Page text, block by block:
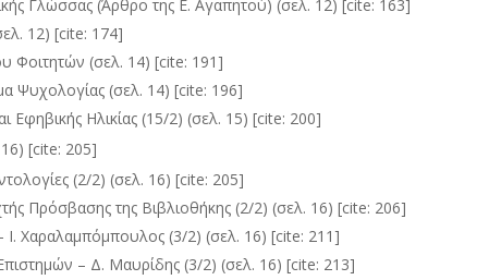
Γλώσσας (Άρθρο της Ε. Αγαπητού) (σελ. 12) [cite: 163]
12) [cite: 174]
Φοιτητών (σελ. 14) [cite: 191]
Ψυχολογίας (σελ. 14) [cite: 196]
Εφηβικής Ηλικίας (15/2) (σελ. 15) [cite: 200]
[cite: 205]
(2/2) (σελ. 16) [cite: 205]
Πρόσβασης της Βιβλιοθήκης (2/2) (σελ. 16) [cite: 206]
Ι. Χαραλαμπόμπουλος (3/2) (σελ. 16) [cite: 211]
– Δ. Μαυρίδης (3/2) (σελ. 16) [cite: 213]